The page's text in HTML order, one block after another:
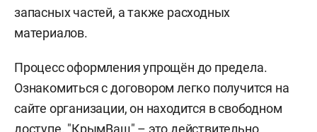
запасных частей, а также расходных
материалов.
Процесс оформления упрощён до предела.
Ознакомиться с договором легко получится на
сайте организации, он находится в свободном
доступе. "КрымВаш" – это действительно